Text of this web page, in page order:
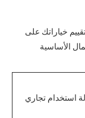
خياراتك على
الأساسية
استخدام تجاري